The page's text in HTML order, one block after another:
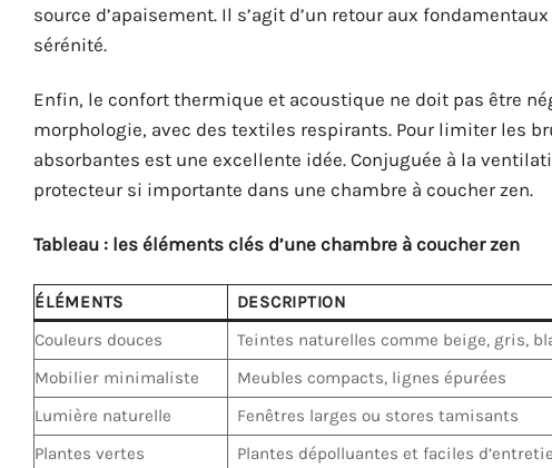
source d’apaisement. Il s’agit d’un retour aux
sérénité.
Enfin, le confort thermique et acoustique ne doit pas être
morphologie, avec des textiles respirants. Pour limiter les
absorbantes est une excellente idée. Conjuguée à la
protecteur si importante dans une chambre à coucher zen.
Tableau : les éléments clés d’une chambre à coucher zen
ÉLÉMENTS DESCRIPTION
Couleurs douces
Teintes naturelles comme beige, gris,
Mobilier minimaliste
Meubles compacts, lignes épurées
Lumière naturelle
Fenêtres larges ou stores tamisants
Plantes vertes
Plantes dépolluantes et faciles